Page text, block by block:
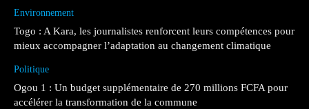
Environnement
Togo : A Kara, les journalistes renforcent leurs compétences pour
mieux accompagner l’adaptation au changement climatique
Politique
Ogou 1 : Un budget supplémentaire de 270 millions FCFA pour
accélérer la transformation de la commune